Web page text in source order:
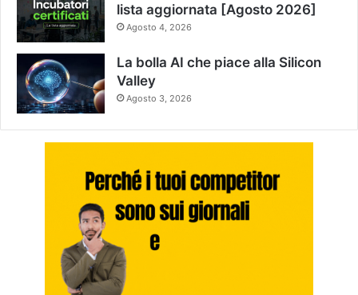
lista aggiornata [Agosto 2026]
Agosto 4, 2026
La bolla AI che piace alla Silicon
Valley
Agosto 3, 2026